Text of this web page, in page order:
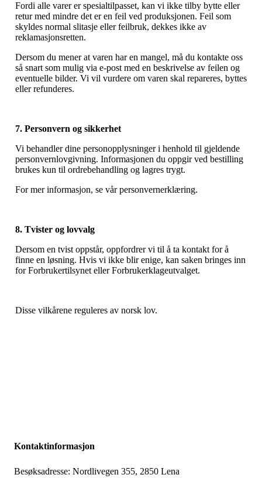
Fordi alle varer er spesialtilpasset, kan vi ikke tilby bytte eller
retur med mindre det er en feil ved produksjonen. Feil som
skyldes normal slitasje eller feilbruk, dekkes ikke av
reklamasjonsretten.
Dersom du mener at varen har en mangel, må du kontakte oss
så snart som mulig via e-post med en beskrivelse av feilen og
eventuelle bilder. Vi vil vurdere om varen skal repareres, byttes
eller refunderes.
7. Personvern og sikkerhet
Vi behandler dine personopplysninger i henhold til gjeldende
personvernlovgivning. Informasjonen du oppgir ved bestilling
brukes kun til ordrebehandling og lagres trygt.
For mer informasjon, se vår personvernerklæring.
8. Tvister og lovvalg
Dersom en tvist oppstår, oppfordrer vi til å ta kontakt for å
finne en løsning. Hvis vi ikke blir enige, kan saken bringes inn
for Forbrukertilsynet eller Forbrukerklageutvalget.
Disse vilkårene reguleres av norsk lov.
Kontaktinformasjon
Besøksadresse: Nordlivegen 355, 2850 Lena